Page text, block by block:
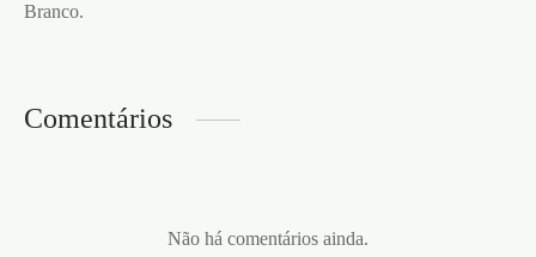
Branco.
Comentários
Não há comentários ainda.